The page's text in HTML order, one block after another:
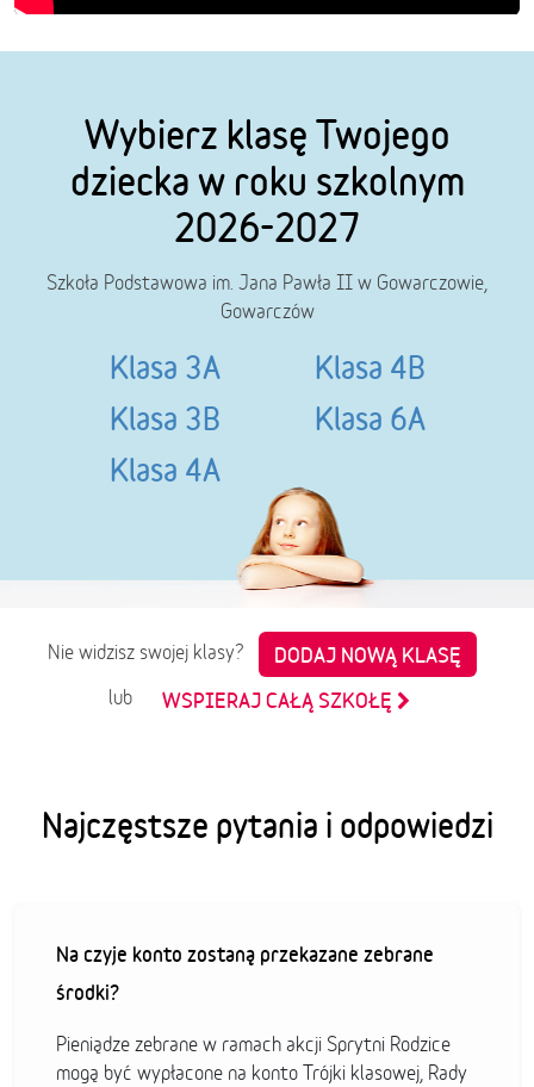
Wybierz klasę Twojego
dziecka w roku szkolnym
2026-2027
Szkoła Podstawowa im. Jana Pawła II w Gowarczowie,
Gowarczów
Klasa 3A
Klasa 3B
Klasa 4A
Klasa 4B
Klasa 6A
Nie widzisz swojej klasy?
DODAJ NOWĄ KLASĘ
lub
WSPIERAJ CAŁĄ SZKOŁĘ
Najczęstsze pytania i odpowiedzi
Na czyje konto zostaną przekazane zebrane
środki?
Pieniądze zebrane w ramach akcji Sprytni Rodzice
mogą być wypłacone na konto Trójki klasowej, Rady